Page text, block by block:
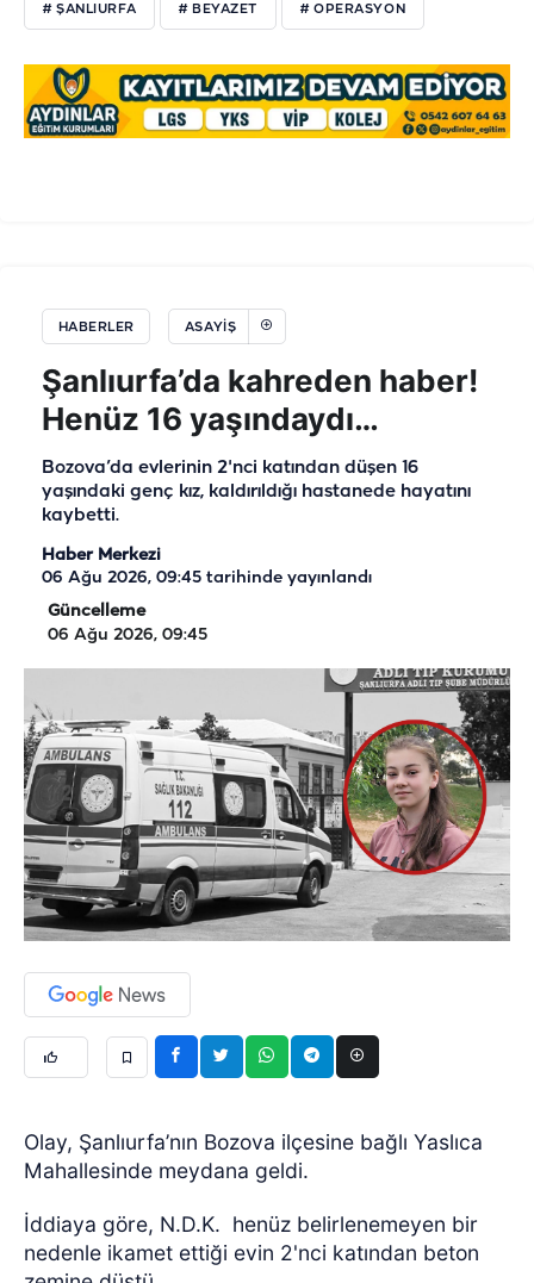
# ŞANLIURFA # BEYAZET # OPERASYON
HABERLER ASAYIŞ
Şanlıurfa’da kahreden haber!
Henüz 16 yaşındaydı…
Bozova’da evlerinin 2'nci katından düşen 16
yaşındaki genç kız, kaldırıldığı hastanede hayatını
kaybetti.
Haber Merkezi
06 Ağu 2026, 09:45 tarihinde yayınlandı
Güncelleme
06 Ağu 2026, 09:45
Olay, Şanlıurfa’nın Bozova ilçesine bağlı Yaslıca
Mahallesinde meydana geldi.
İddiaya göre, N.D.K. henüz belirlenemeyen bir
nedenle ikamet ettiği evin 2'nci katından beton